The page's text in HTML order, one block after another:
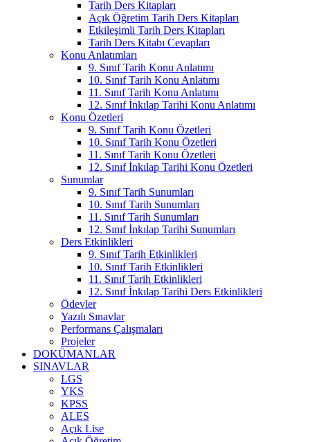
Tarih Ders Kitapları
Açık Öğretim Tarih Ders Kitapları
Etkileşimli Tarih Ders Kitapları
Tarih Ders Kitabı Cevapları
Konu Anlatımları
9. Sınıf Tarih Konu Anlatımı
10. Sınıf Tarih Konu Anlatımı
11. Sınıf Tarih Konu Anlatımı
12. Sınıf İnkılap Tarihi Konu Anlatımı
Konu Özetleri
9. Sınıf Tarih Konu Özetleri
10. Sınıf Tarih Konu Özetleri
11. Sınıf Tarih Konu Özetleri
12. Sınıf İnkılap Tarihi Konu Özetleri
Sunumlar
9. Sınıf Tarih Sunumları
10. Sınıf Tarih Sunumları
11. Sınıf Tarih Sunumları
12. Sınıf İnkılap Tarihi Sunumları
Ders Etkinlikleri
9. Sınıf Tarih Etkinlikleri
10. Sınıf Tarih Etkinlikleri
11. Sınıf Tarih Etkinlikleri
12. Sınıf İnkılap Tarihi Ders Etkinlikleri
Ödevler
Yazılı Sınavlar
Performans Çalışmaları
Projeler
DOKÜMANLAR
SINAVLAR
LGS
YKS
KPSS
ALES
Açık Lise